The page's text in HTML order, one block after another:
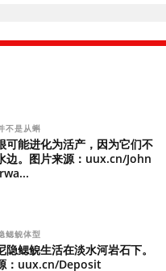
不是从蝌
可能进化为活产，因为它们不
边。图片来源：uux.cn/John
鳃鲵体型
隐鳃鲵生活在淡水河岩石下。
：uux.cn/Deposit